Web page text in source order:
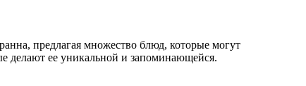
предлагая множество блюд, которые могут
делают ее уникальной и запоминающейся.